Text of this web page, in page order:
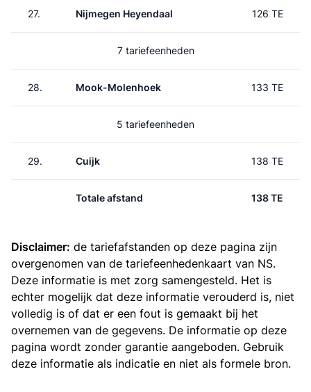
27. Nijmegen Heyendaal 126 TE
7 tariefeenheden
28. Mook-Molenhoek 133 TE
5 tariefeenheden
29. Cuijk 138 TE
Totale afstand 138 TE
Disclaimer: de tariefafstanden op deze pagina zijn
overgenomen van de tariefeenhedenkaart van NS.
Deze informatie is met zorg samengesteld. Het is
echter mogelijk dat deze informatie verouderd is, niet
volledig is of dat er een fout is gemaakt bij het
overnemen van de gegevens. De informatie op deze
pagina wordt zonder garantie aangeboden. Gebruik
deze informatie als indicatie en niet als formele bron.